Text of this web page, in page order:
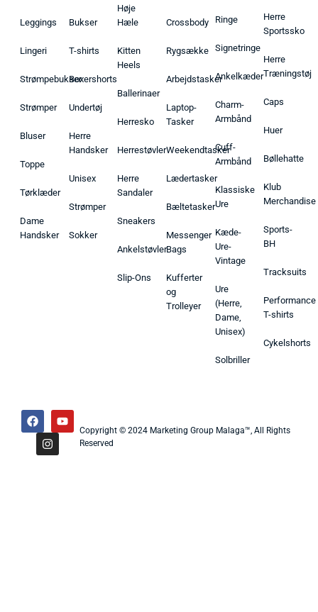
Leggings
Lingeri
Strømpebukser
Strømper
Bluser
Toppe
Tørklæder
Dame
Handsker
Bukser
T-shirts
Boxershorts
Undertøj
Herre
Handsker
Unisex
Strømper
Sokker
Høje
Hæle
Kitten
Heels
Ballerinaer
Herresko
Herrestøvler
Herre
Sandaler
Sneakers
Ankelstøvler
Slip-Ons
Crossbody
Rygsække
Arbejdstasker
Laptop-
Tasker
Weekendtasker
Lædertasker
Bæltetasker
Messenger
Bags
Kufferter
og
Trolleyer
Ringe
Signetringe
Ankelkæder
Charm-
Armbånd
Cuff-
Armbånd
Klassiske
Ure
Kæde-
Ure-
Vintage
Ure
(Herre,
Dame,
Unisex)
Solbriller
Herre
Sportssko
Herre
Træningstøj
Caps
Huer
Bøllehatte
Klub
Merchandise
Sports-
BH
Tracksuits
Performance
T-shirts
Cykelshorts
Copyright © 2024 Marketing Group Malaga™, All Rights
Reserved